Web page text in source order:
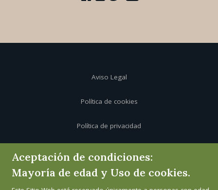
Aviso Legal
Política de cookies
Política de privacidad
Aceptación de condiciones:
Mayoría de edad y Uso de cookies.